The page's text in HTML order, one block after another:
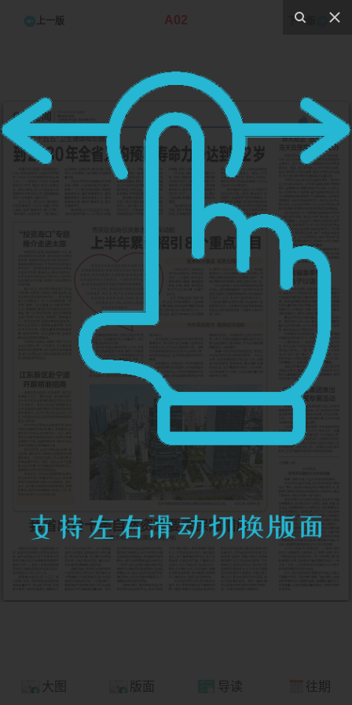
上一版 A02 下一版
大图 版面 导读 往期